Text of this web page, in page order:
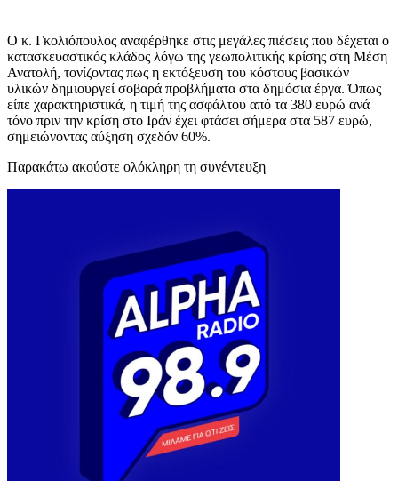
Ο κ. Γκολιόπουλος αναφέρθηκε στις μεγάλες πιέσεις που δέχεται ο
κατασκευαστικός κλάδος λόγω της γεωπολιτικής κρίσης στη Μέση
Ανατολή, τονίζοντας πως η εκτόξευση του κόστους βασικών
υλικών δημιουργεί σοβαρά προβλήματα στα δημόσια έργα. Όπως
είπε χαρακτηριστικά, η τιμή της ασφάλτου από τα 380 ευρώ ανά
τόνο πριν την κρίση στο Ιράν έχει φτάσει σήμερα στα 587 ευρώ,
σημειώνοντας αύξηση σχεδόν 60%.
Παρακάτω ακούστε ολόκληρη τη συνέντευξη